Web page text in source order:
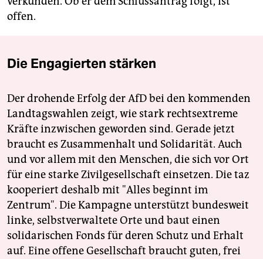
offen.
Die Engagierten stärken
Der drohende Erfolg der AfD bei den kommenden
Landtagswahlen zeigt, wie stark rechtsextreme
Kräfte inzwischen geworden sind. Gerade jetzt
braucht es Zusammenhalt und Solidarität. Auch
und vor allem mit den Menschen, die sich vor Ort
für eine starke Zivilgesellschaft einsetzen. Die taz
kooperiert deshalb mit "Alles beginnt im
Zentrum". Die Kampagne unterstützt bundesweit
linke, selbstverwaltete Orte und baut einen
solidarischen Fonds für deren Schutz und Erhalt
auf. Eine offene Gesellschaft braucht guten, frei